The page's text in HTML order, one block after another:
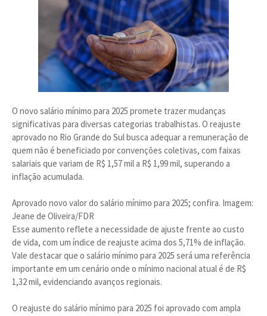
O novo salário mínimo para 2025 promete trazer mudanças
significativas para diversas categorias trabalhistas. O reajuste
aprovado no Rio Grande do Sul busca adequar a remuneração de
quem não é beneficiado por convenções coletivas, com faixas
salariais que variam de R$ 1,57 mil a R$ 1,99 mil, superando a
inflação acumulada.
Aprovado novo valor do salário mínimo para 2025; confira. Imagem:
Jeane de Oliveira/FDR
Esse aumento reflete a necessidade de ajuste frente ao custo
de vida, com um índice de reajuste acima dos 5,71% de inflação.
Vale destacar que o salário mínimo para 2025 será uma referência
importante em um cenário onde o mínimo nacional atual é de R$
1,32 mil, evidenciando avanços regionais.
O reajuste do salário mínimo para 2025 foi aprovado com ampla